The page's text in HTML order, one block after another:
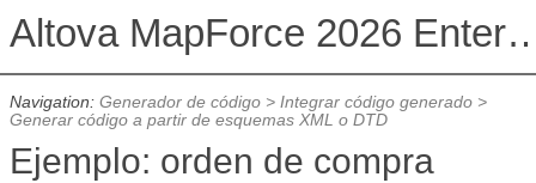
Altova MapForce 2026
Navigation: Generador de código> Integrar código generado>
Generar código a partir de esquemas XML o DTD
Ejemplo: orden de compra